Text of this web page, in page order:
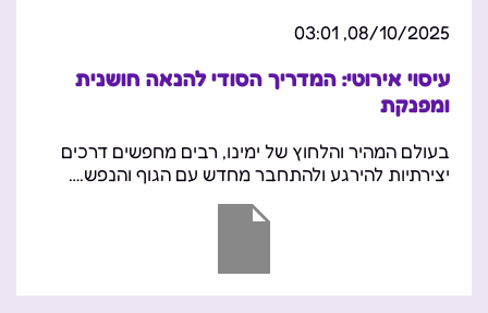
08/10/2025, 03:01
עיסוי אירוטי: המדריך הסודי להנאה חושנית
ומפנקת
בעולם המהיר והלחוץ של ימינו, רבים מחפשים דרכים
יצירתיות להירגע ולהתחבר מחדש עם הגוף והנפש.…